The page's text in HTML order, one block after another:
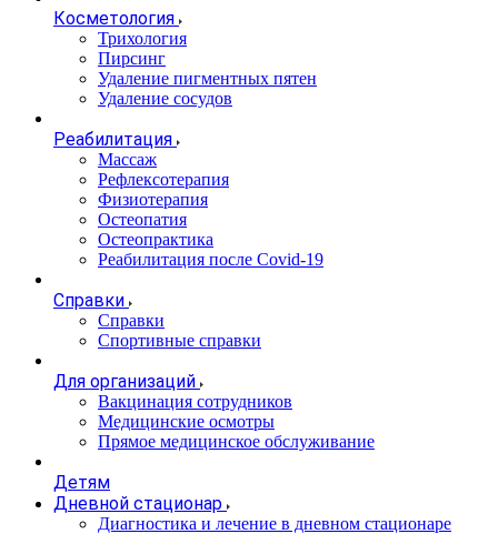
Косметология
Трихология
Пирсинг
Удаление пигментных пятен
Удаление сосудов
Реабилитация
Массаж
Рефлексотерапия
Физиотерапия
Остеопатия
Остеопрактика
Реабилитация после Covid-19
Справки
Справки
Спортивные справки
Для организаций
Вакцинация сотрудников
Медицинские осмотры
Прямое медицинское обслуживание
Детям
Дневной стационар
Диагностика и лечение в дневном стационаре